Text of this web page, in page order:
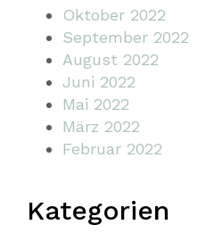
Oktober 2022
September 2022
August 2022
Juni 2022
Mai 2022
März 2022
Februar 2022
Kategorien